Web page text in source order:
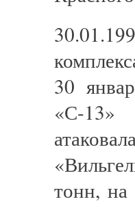
30
«С-13»
тонн, на